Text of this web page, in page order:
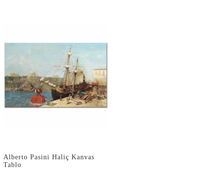
Alberto Pasini Haliç Kanvas
Tablo